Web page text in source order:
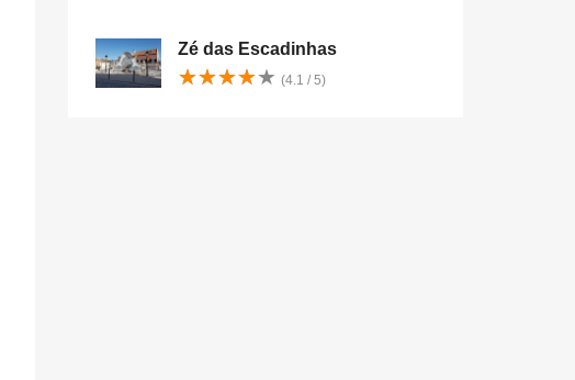
Zé das Escadinhas
★★★★★
★★★★★ (4.1 / 5)